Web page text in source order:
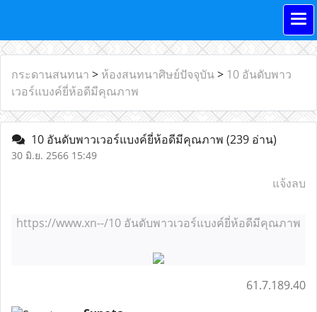
กระดานสนทนา > ห้องสนทนาศิษย์ปัจจุบัน> 10 อันดับพาว
เวอร์แบงค์ยี่ห้อดีมีคุณภาพ
10 อันดับพาวเวอร์แบงค์ยี่ห้อดีมีคุณภาพ (239 อ่าน)
30 มิ.ย. 2566 15:49
แจ้งลบ
https://www.xn--/10 อันดับพาวเวอร์แบงค์ยี่ห้อดีมีคุณภาพ
61.7.189.40